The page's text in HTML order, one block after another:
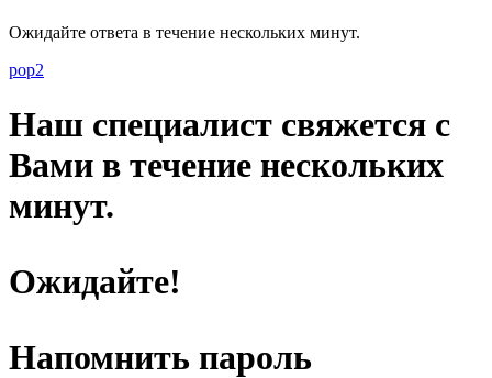
Ожидайте ответа в течение нескольких минут.
pop2
Наш специалист свяжется с
Вами в течение нескольких
минут.
Ожидайте!
Напомнить пароль